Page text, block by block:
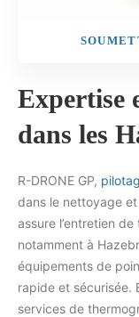
Expertise
dans les
R-DRONE GP,
dans le nettoyage
assure l’entretien
notamment à
équipements de
rapide et sécurisée.
services de